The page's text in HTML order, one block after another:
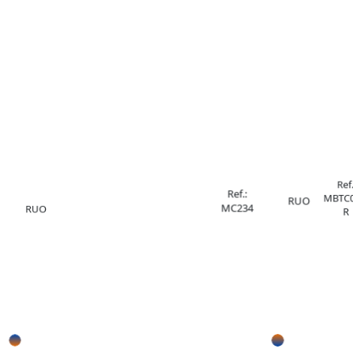
RUO
Ref.:
MC234
RUO
R